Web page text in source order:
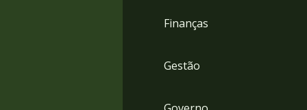
Finanças
Gestão